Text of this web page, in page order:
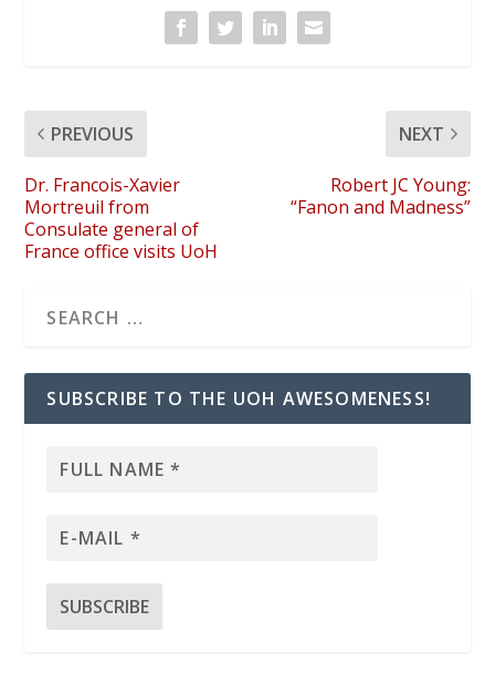
PREVIOUS
Dr. Francois-Xavier
Mortreuil from
Consulate general of
France office visits UoH
NEXT
Robert JC Young:
“Fanon and Madness”
SUBSCRIBE TO THE UOH AWESOMENESS!